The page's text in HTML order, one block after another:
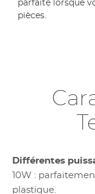
parfaite lorsque
pièces.
Différentes
10W :
plastique.